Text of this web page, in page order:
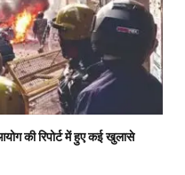
की रिपोर्ट में हुए कई खुलासे